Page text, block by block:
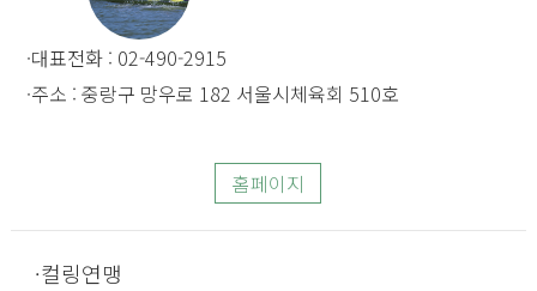
대표전화 : 02-490-2915
주소 : 중랑구 망우로 182 서울시체육회 510호
홈페이지
컬링연맹